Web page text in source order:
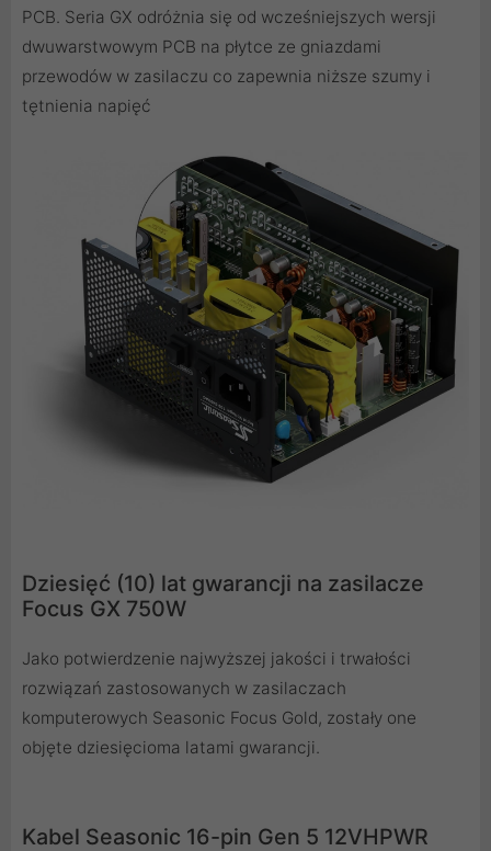
PCB. Seria GX odróżnia się od wcześniejszych wersji
dwuwarstwowym PCB na płytce ze gniazdami
przewodów w zasilaczu co zapewnia niższe szumy i
tętnienia napięć
Dziesięć (10) lat gwarancji na zasilacze
Focus GX 750W
Jako potwierdzenie najwyższej jakości i trwałości
rozwiązań zastosowanych w zasilaczach
komputerowych Seasonic Focus Gold, zostały one
objęte dziesięcioma latami gwarancji.
Kabel Seasonic 16-pin Gen 5 12VHPWR